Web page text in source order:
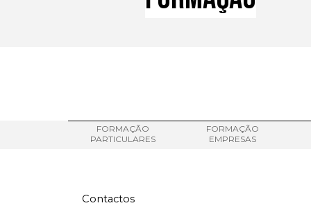
FORMAÇÃO
PARTICULARES
FORMAÇÃO
EMPRESAS
Contactos